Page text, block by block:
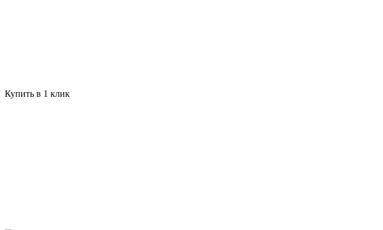
Купить в 1 клик